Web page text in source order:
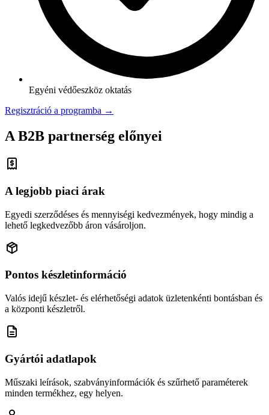
Egyéni védőeszköz oktatás
Regisztráció a programba →
A B2B partnerség előnyei
A legjobb piaci árak
Egyedi szerződéses és mennyiségi kedvezmények, hogy mindig a
lehető legkedvezőbb áron vásároljon.
Pontos készletinformáció
Valós idejű készlet- és elérhetőségi adatok üzletenkénti bontásban és
a központi készletről.
Gyártói adatlapok
Műszaki leírások, szabványinformációk és szűrhető paraméterek
minden termékhez, egy helyen.